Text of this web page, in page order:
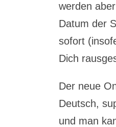
werden
Datum der
sofort
Dich
Der neue
Deutsch,
und man